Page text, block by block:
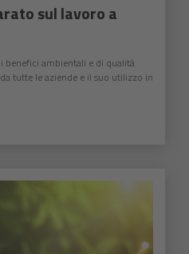
sul lavoro a
benefici ambientali e di qualità
tutte le aziende e il suo utilizzo in